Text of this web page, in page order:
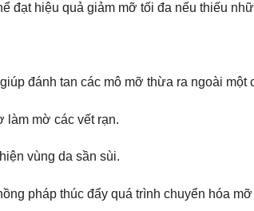
đạt hiệu quả giảm mỡ tối đa nếu thiếu
đánh tan các mô mỡ thừa ra ngoài một
làm mờ các vết rạn.
vùng da sần sùi.
pháp thúc đẩy quá trình chuyển hóa